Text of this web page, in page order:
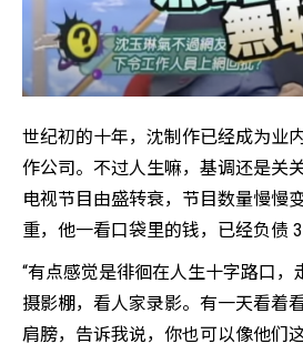
世纪初的十年，沈制作已经成为业
作公司。不过人生嘛，基调还是关
电视节目由盛转衰，节目数量慢慢
重，他一看口袋里的钱，已经负债
“有点感觉是徘徊在人生十字路口，
摄影棚，看人家录影。有一天看着
肩膀，告诉我说，你也可以像他们